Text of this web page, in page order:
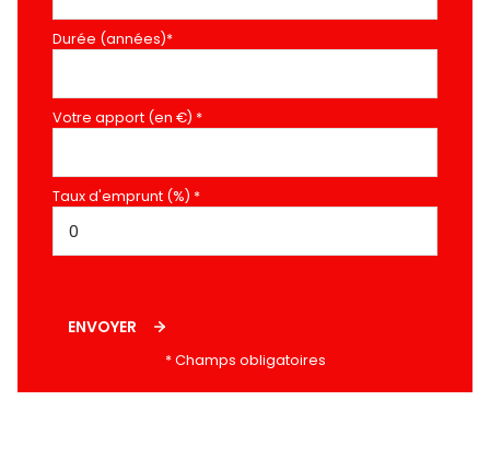
Durée (années)*
Votre apport (en €) *
Taux d'emprunt (%) *
ENVOYER
* Champs obligatoires